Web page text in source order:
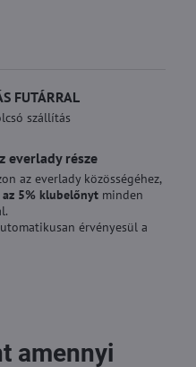
FUTÁRRAL
szállítás
everlady része
az everlady közösségéhez,
az 5% klubelőnyt minden
érvényesül a
amennyi